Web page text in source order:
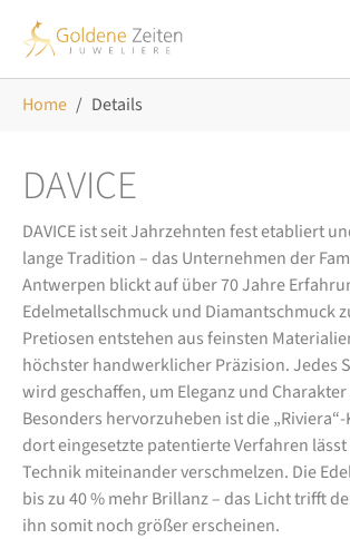
Home Details
DAVICE
DAVICE ist seit Jahrzehnten fest etabliert
lange Tradition – das Unternehmen der
Antwerpen blickt auf über 70 Jahre
Edelmetallschmuck und Diamantschmuck
Pretiosen entstehen aus feinsten
höchster handwerklicher Präzision. Jedes
wird geschaffen, um Eleganz und
Besonders hervorzuheben ist die
dort eingesetzte patentierte Verfahren lässt
Technik miteinander verschmelzen. Die
bis zu 40 % mehr Brillanz – das Licht trifft
ihn somit noch größer erscheinen.